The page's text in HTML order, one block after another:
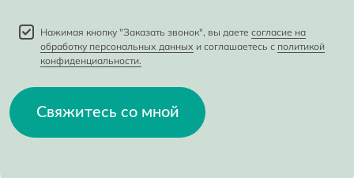
Нажимая кнопку "Заказать звонок", вы даете согласие на
обработку персональных данных и соглашаетесь с политикой
конфиденциальности.
Свяжитесь со мной